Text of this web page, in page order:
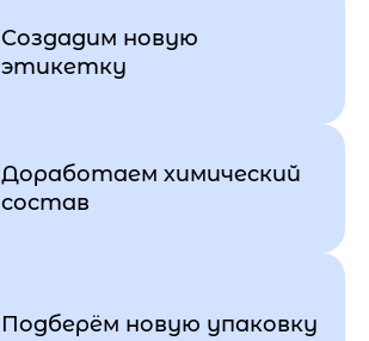
Создадим новую
этикетку
Доработаем химический
состав
Подберём новую упаковку